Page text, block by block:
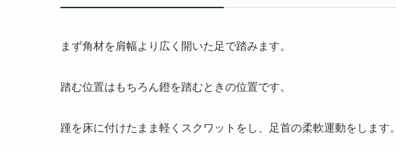
まず角材を肩幅より広く開いた足で踏みます。
踏む位置はもちろん鐙を踏むときの位置です。
踵を床に付けたまま軽くスクワットをし、足首の柔軟運動をします。